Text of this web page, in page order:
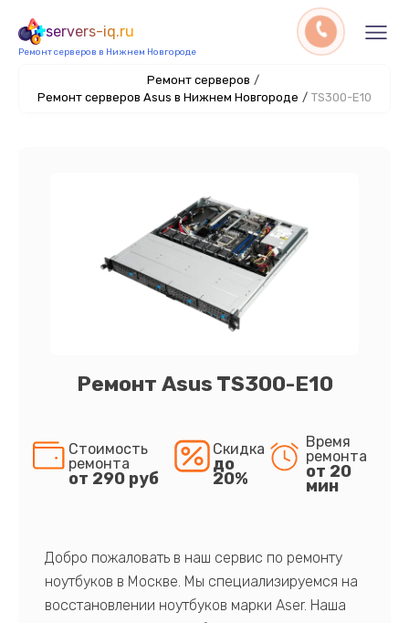
servers-iq.ru
Ремонт серверов в Нижнем Новгороде
Ремонт серверов /
Ремонт серверов Asus в Нижнем Новгороде / TS300-E10
Ремонт Asus TS300-E10
Стоимость
ремонта
от 290 руб
Скидка
до
20%
Время
ремонта
от 20
мин
Добро пожаловать в наш сервис по ремонту
ноутбуков в Москве. Мы специализируемся на
восстановлении ноутбуков марки Aser. Наша